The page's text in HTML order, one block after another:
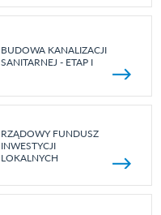
BUDOWA KANALIZACJI
SANITARNEJ - ETAP I
RZĄDOWY FUNDUSZ
INWESTYCJI
LOKALNYCH